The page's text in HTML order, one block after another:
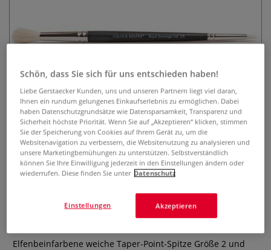
Colour Shaper® Water Colour
0 Bewertungen
Elfenbeinfarbene weiche Taper-Point-Spitze Größe 2 und
Schön, dass Sie sich für uns entschieden haben!
Liebe Gerstaecker Kunden, uns und unseren Partnern liegt viel daran,
Ihnen ein rundum gelungenes Einkaufserlebnis zu ermöglichen. Dabei
haben Datenschutzgrundsätze wie Datensparsamkeit, Transparenz und
Sicherheit höchste Priorität. Wenn Sie auf „Akzeptieren“ klicken, stimmen
Sie der Speicherung von Cookies auf Ihrem Gerät zu, um die
Websitenavigation zu verbessern, die Websitenutzung zu analysieren und
unsere Marketingbemühungen zu unterstützen. Selbstverständlich
können Sie Ihre Einwilligung jederzeit in den Einstellungen ändern oder
wiederrufen. Diese finden Sie unter Datenschutz
Akzeptieren
Einstellungen